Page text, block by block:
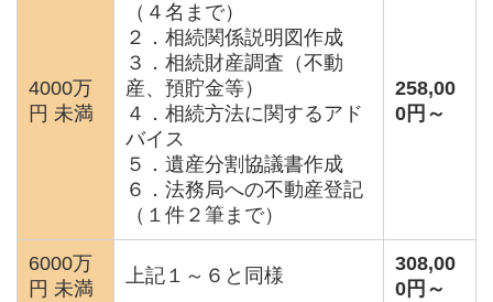
4000万
円 未満
（４名まで）
２．相続関係説明図作成
３．相続財産調査（不動
産、預貯金等）
４．相続方法に関するアド
バイス
５．遺産分割協議書作成
６．法務局への不動産登記
（１件２筆まで）
258,00
0円～
6000万
円 未満
上記１～６と同様
308,00
0円～